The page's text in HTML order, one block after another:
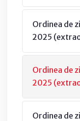
Ordinea de
2025
Ordinea de
2025
Ordinea de